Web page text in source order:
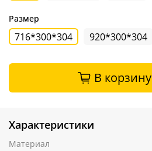
Размер
716*300*304 920*300*304
В корзину
Характеристики
Материал